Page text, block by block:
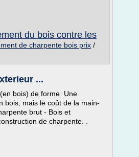
du bois contre les
de charpente bois prix /
...
bois) de forme Une
bois, mais le coût de la main-
brut - Bois et
de charpente. .